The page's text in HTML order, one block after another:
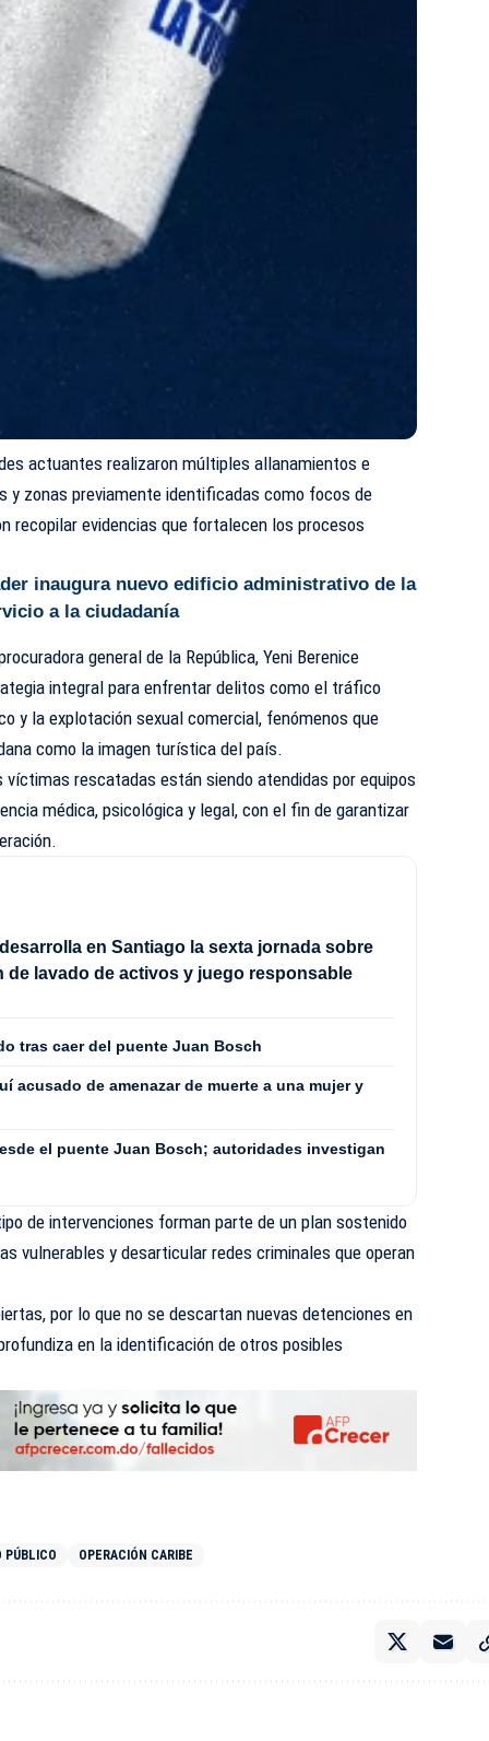
actuantes realizaron múltiples allanamientos e
y zonas previamente identificadas como focos de
recopilar evidencias que fortalecen los procesos
inaugura nuevo edificio administrativo de la
a la ciudadanía
general de la República, Yeni Berenice
integral para enfrentar delitos como el tráfico
y la explotación sexual comercial, fenómenos que
como la imagen turística del país.
víctimas rescatadas están siendo atendidas por equipos
médica, psicológica y legal, con el fin de garantizar
en Santiago la sexta jornada sobre
de lavado de activos y juego responsable
tras caer del puente Juan Bosch
acusado de amenazar de muerte a una mujer y
el puente Juan Bosch; autoridades investigan
de intervenciones forman parte de un plan sostenido
vulnerables y desarticular redes criminales que operan
por lo que no se descartan nuevas detenciones en
en la identificación de otros posibles
PÚBLICO OPERACIÓN CARIBE